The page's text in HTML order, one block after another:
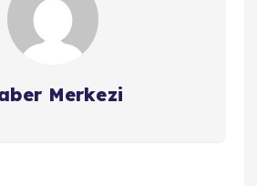
Merkezi